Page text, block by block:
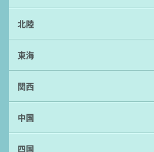
北陸
東海
関西
中国
四国